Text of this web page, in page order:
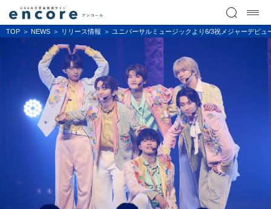
TOP NEWS リリース情報 ユニバーサルミュージックより6/3祝メジャーデビ